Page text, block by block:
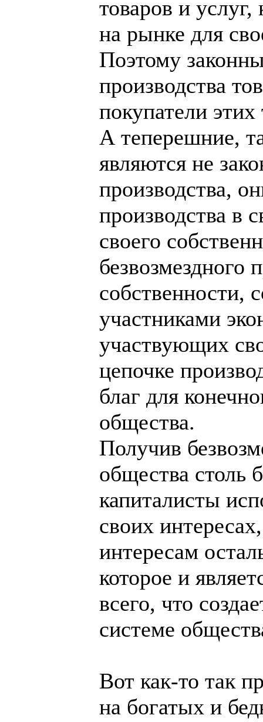
товаров и
на рынке для
Поэтому
производства
покупатели этих
А теперешние,
являются не
производства,
производства в
своего
безвозмездного
собственности,
участниками
участвующих
цепочке
благ для
общества.
Получив
общества столь
капиталисты
своих
интересам
которое и
всего, что
системе
Вот как-то так
на богатых и